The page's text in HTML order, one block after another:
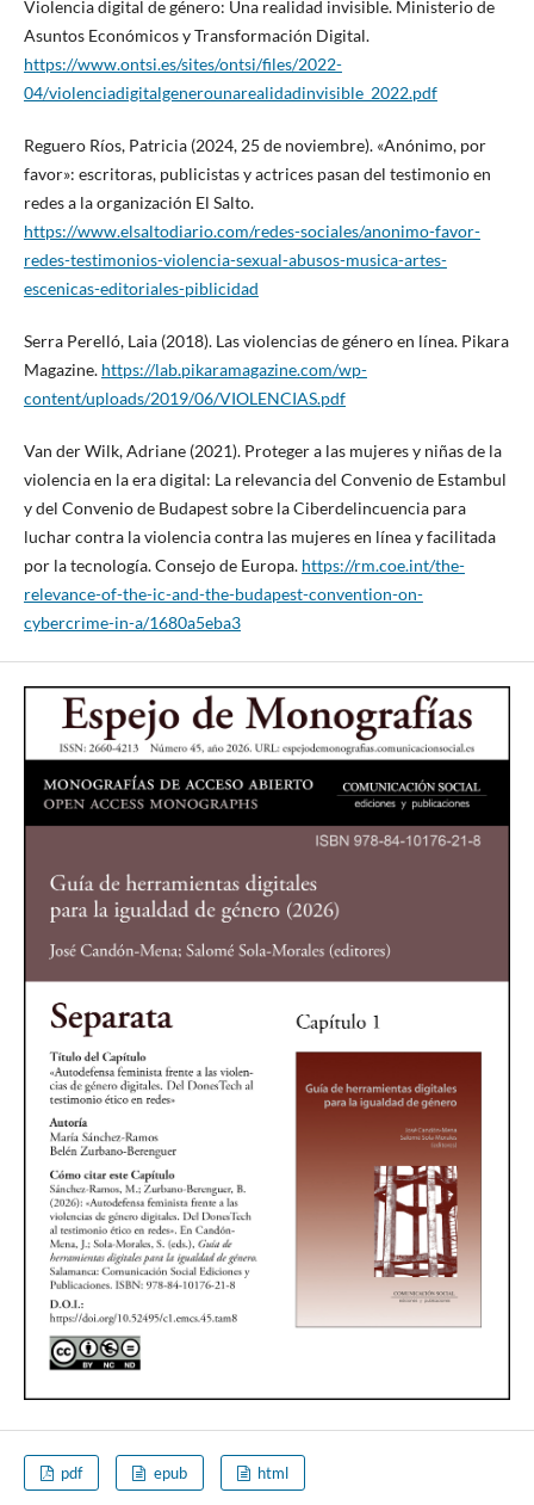
Violencia digital de género: Una realidad invisible. Ministerio de
Asuntos Económicos y Transformación Digital.
https://www.ontsi.es/sites/ontsi/files/2022-
04/violenciadigitalgenerounarealidadinvisible_2022.pdf
Reguero Ríos, Patricia (2024, 25 de noviembre). «Anónimo, por
favor»: escritoras, publicistas y actrices pasan del testimonio en
redes a la organización El Salto.
https://www.elsaltodiario.com/redes-sociales/anonimo-favor-
redes-testimonios-violencia-sexual-abusos-musica-artes-
escenicas-editoriales-piblicidad
Serra Perelló, Laia (2018). Las violencias de género en línea. Pikara
Magazine. https://lab.pikaramagazine.com/wp-
content/uploads/2019/06/VIOLENCIAS.pdf
Van der Wilk, Adriane (2021). Proteger a las mujeres y niñas de la
violencia en la era digital: La relevancia del Convenio de Estambul
y del Convenio de Budapest sobre la Ciberdelincuencia para
luchar contra la violencia contra las mujeres en línea y facilitada
por la tecnología. Consejo de Europa. https://rm.coe.int/the-
relevance-of-the-ic-and-the-budapest-convention-on-
cybercrime-in-a/1680a5eba3
pdf epub html